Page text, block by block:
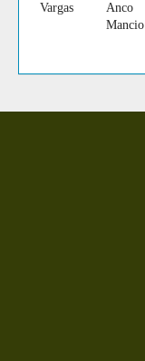
Vargas
Anco
Mancio